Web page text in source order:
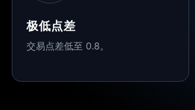
极低点差
交易点差低至 0.8。